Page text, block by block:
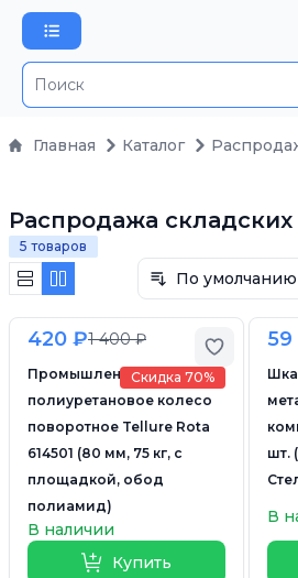
Главная Каталог
Распродажа складских
5 товаров
По умолчанию
Скидка 70%
420 ₽1 400 ₽
Промышленное
полиуретановое колесо
поворотное Tellure Rota
614501 (80 мм, 75 кг, с
площадкой, обод
полиамид)
В наличии
Купить
59
шт.
В